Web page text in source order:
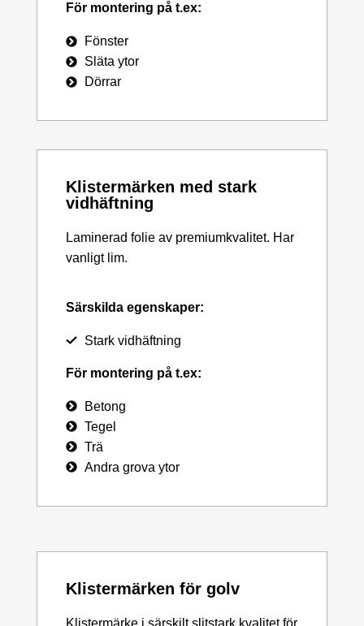
För montering på t.ex:
Fönster
Släta ytor
Dörrar
Klistermärken med stark
vidhäftning
Laminerad folie av premiumkvalitet. Har
vanligt lim.
Särskilda egenskaper:
Stark vidhäftning
För montering på t.ex:
Betong
Tegel
Trä
Andra grova ytor
Klistermärken för golv
Klistermärke i särskilt slitstark kvalitet för